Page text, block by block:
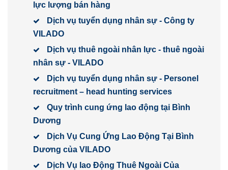
lực lượng bán hàng
Dịch vụ tuyển dụng nhân sự - Công ty
VILADO
Dịch vụ thuê ngoài nhân lực - thuê ngoài
nhân sự - VILADO
Dịch vụ tuyển dụng nhân sự - Personel
recruitment – head hunting services
Quy trình cung ứng lao động tại Bình
Dương
Dịch Vụ Cung Ứng Lao Động Tại Bình
Dương của VILADO
Dịch Vụ lao Động Thuê Ngoài Của